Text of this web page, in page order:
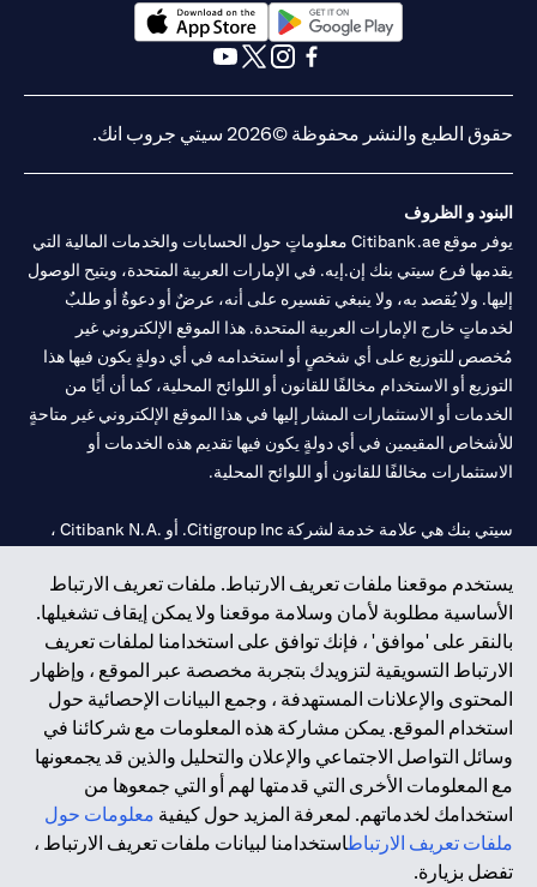
يستخدم موقعنا ملفات تعريف الارتباط. ملفات تعريف الارتباط
الأساسية مطلوبة لأمان وسلامة موقعنا ولا يمكن إيقاف تشغيلها.
بالنقر على 'موافق' ، فإنك توافق على استخدامنا لملفات تعريف
الارتباط التسويقية لتزويدك بتجربة مخصصة عبر الموقع ، وإظهار
المحتوى والإعلانات المستهدفة ، وجمع البيانات الإحصائية حول
استخدام الموقع. يمكن مشاركة هذه المعلومات مع شركائنا في
وسائل التواصل الاجتماعي والإعلان والتحليل والذين قد يجمعونها
مع المعلومات الأخرى التي قدمتها لهم أو التي جمعوها من
استخدامك لخدماتهم. لمعرفة المزيد حول كيفية معلومات حول
ملفات تعريف الارتباطاستخدامنا لبيانات ملفات تعريف الارتباط ،
تفضل بزيارة.
(opens in a new tab)
حقوق الطبع والنشر محفوظة ©2026 سيتي جروب انك.
البنود و الظروف
يوفر موقع Citibank.ae معلوماتٍ حول الحسابات والخدمات المالية التي
يقدمها فرع سيتي بنك إن.إيه. في الإمارات العربية المتحدة، ويتيح الوصول
إليها. ولا يُقصد به، ولا ينبغي تفسيره على أنه، عرضٌ أو دعوةٌ أو طلبٌ
لخدماتٍ خارج الإمارات العربية المتحدة. هذا الموقع الإلكتروني غير
مُخصص للتوزيع على أي شخصٍ أو استخدامه في أي دولةٍ يكون فيها هذا
التوزيع أو الاستخدام مخالفًا للقانون أو اللوائح المحلية، كما أن أيًا من
الخدمات أو الاستثمارات المشار إليها في هذا الموقع الإلكتروني غير متاحةٍ
للأشخاص المقيمين في أي دولةٍ يكون فيها تقديم هذه الخدمات أو
الاستثمارات مخالفًا للقانون أو اللوائح المحلية.
سيتي بنك هي علامة خدمة لشركة Citigroup Inc. أو .Citibank N.A ،
سيتي بنك إن. إيه. الإمارات مسجل لدى مصرف الإمارات المركزي تحت
أرقام التراخيص 202563 لفرع الوصل في دبي، 531989 لفرع مول
الإمارات في دبي، وCN-1002019لفرع أبوظبي. هاتف: 4000 311 04.
فرع سيتي بنك إن إيه - الإمارات العربية المتحدة مرخص من مصرف
الإمارات العربية المتحدة المركزي كفرع لبنك أجنبي.
سيتي بنك إن إيه الإمارات العربية المتحدة مرخص من هيئة الأوراق المالية
والسلع في الإمارات العربية المتحدة ("SCA") للقيام بالنشاط المالي لـ أ)
الاستشارات المالية والتعريف والترويج بموجب ترخيص رقم
20200000097 ب) وسيط تداول في الأسواق الدولية بموجب ترخيص